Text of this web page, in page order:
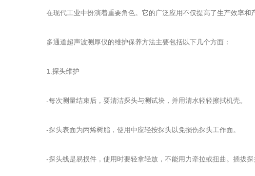
在现代工业中扮演着重要角色。它的广泛应用不仅提高了生产效率和
多通道超声波测厚仪的维护保养方法主要包括以下几个方面：
1.探头维护
-每次测量结束后，要清洁探头与测试块，并用清水轻轻擦拭机壳。
-探头表面为丙烯树脂，使用中应轻按探头以免损伤探头工作面。
-探头线是易损件，使用时要轻拿轻放，不能用力牵拉或扭曲。插拔探